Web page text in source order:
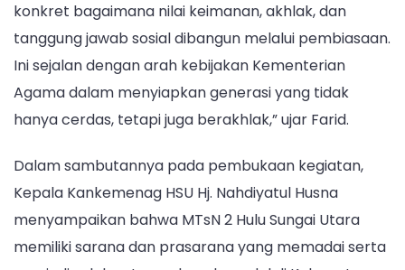
konkret bagaimana nilai keimanan, akhlak, dan
tanggung jawab sosial dibangun melalui pembiasaan.
Ini sejalan dengan arah kebijakan Kementerian
Agama dalam menyiapkan generasi yang tidak
hanya cerdas, tetapi juga berakhlak,” ujar Farid.
Dalam sambutannya pada pembukaan kegiatan,
Kepala Kankemenag HSU Hj. Nahdiyatul Husna
menyampaikan bahwa MTsN 2 Hulu Sungai Utara
memiliki sarana dan prasarana yang memadai serta